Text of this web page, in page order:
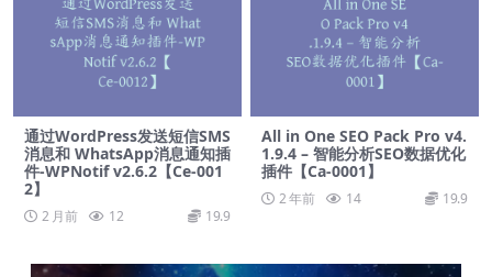
通过WordPress发送短信SMS
消息和 WhatsApp消息通知插
件-WPNotif v2.6.2【Ce-001
2】
2 月前 12 19.9
All in One SEO Pack Pro v4.
1.9.4 – 智能分析SEO数据优化
插件【Ca-0001】
2 年前 14 19.9